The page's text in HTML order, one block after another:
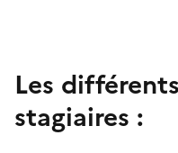
Les
stagiaires :